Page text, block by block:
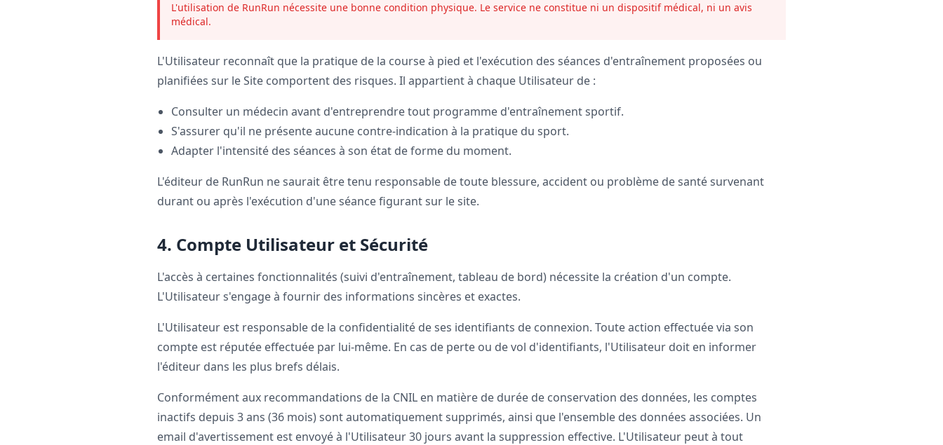
L'utilisation de RunRun nécessite une bonne condition physique. Le service ne constitue ni un dispositif médical, ni un avis
médical.
L'Utilisateur reconnaît que la pratique de la course à pied et l'exécution des séances d'entraînement proposées ou
planifiées sur le Site comportent des risques. Il appartient à chaque Utilisateur de :
Consulter un médecin avant d'entreprendre tout programme d'entraînement sportif.
S'assurer qu'il ne présente aucune contre-indication à la pratique du sport.
Adapter l'intensité des séances à son état de forme du moment.
L'éditeur de RunRun ne saurait être tenu responsable de toute blessure, accident ou problème de santé survenant
durant ou après l'exécution d'une séance figurant sur le site.
4. Compte Utilisateur et Sécurité
L'accès à certaines fonctionnalités (suivi d'entraînement, tableau de bord) nécessite la création d'un compte.
L'Utilisateur s'engage à fournir des informations sincères et exactes.
L'Utilisateur est responsable de la confidentialité de ses identifiants de connexion. Toute action effectuée via son
compte est réputée effectuée par lui-même. En cas de perte ou de vol d'identifiants, l'Utilisateur doit en informer
l'éditeur dans les plus brefs délais.
Conformément aux recommandations de la CNIL en matière de durée de conservation des données, les comptes
inactifs depuis 3 ans (36 mois) sont automatiquement supprimés, ainsi que l'ensemble des données associées. Un
email d'avertissement est envoyé à l'Utilisateur 30 jours avant la suppression effective. L'Utilisateur peut à tout